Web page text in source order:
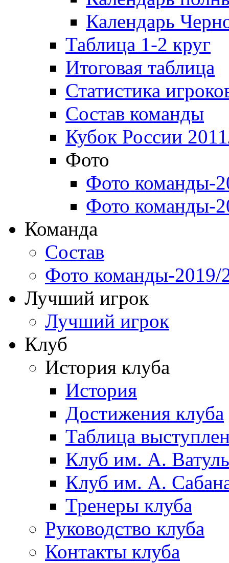
Календарь
Таблица 1-2 круг
Итоговая таблица
Статистика
Состав команды
Кубок России
Фото
Фото команды-
Фото команды-
Команда
Состав
Фото команды-2019/
Лучший игрок
Лучший игрок
Клуб
История клуба
История
Достижения клуба
Таблица
Клуб им. А.
Клуб им. А.
Тренеры клуба
Руководство клуба
Контакты клуба